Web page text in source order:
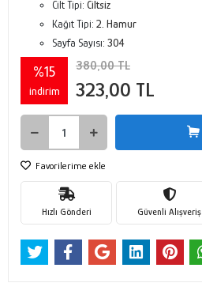
Cilt Tipi: Ciltsiz
Kağıt Tipi: 2. Hamur
Sayfa Sayısı: 304
%15
indirim
380,00 TL
323,00 TL
Favorilerime ekle
Hızlı Gönderi Güvenli Alışveriş